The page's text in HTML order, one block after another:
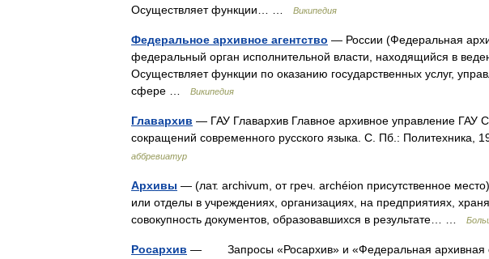
Осуществляет функции… …
Википедия
Федеральное архивное агентство — России (Федеральная
федеральный орган исполнительной власти, находящийся в
Осуществляет функции по оказанию государственных услуг,
сфере …
Википедия
Главархив — ГАУ Главархив Главное архивное управление ГАУ
сокращений современного русского языка. С. Пб.: Политехника,
аббревиатур
Архивы — (лат. archivum, от греч. archéion присутственное
или отделы в учреждениях, организациях, на предприятиях,
совокупность документов, образовавшихся в результате… …
Росархив — Запросы «Росархив» и «Федеральная архивная